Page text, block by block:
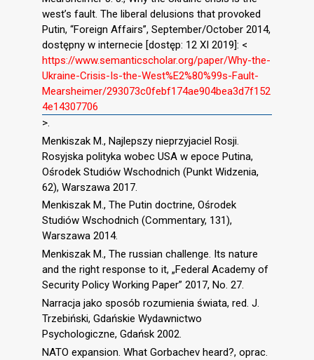
west’s fault. The liberal delusions that provoked
Putin, “Foreign Affairs”, September/October 2014,
dostępny w internecie [dostęp: 12 XI 2019]: <
https://www.semanticscholar.org/paper/Why-the-
Ukraine-Crisis-Is-the-West%E2%80%99s-Fault-
Mearsheimer/293073c0febf174ae904bea3d7f152
4e14307706
>.
Menkiszak M., Najlepszy nieprzyjaciel Rosji.
Rosyjska polityka wobec USA w epoce Putina,
Ośrodek Studiów Wschodnich (Punkt Widzenia,
62), Warszawa 2017.
Menkiszak M., The Putin doctrine, Ośrodek
Studiów Wschodnich (Commentary, 131),
Warszawa 2014.
Menkiszak M., The russian challenge. Its nature
and the right response to it, „Federal Academy of
Security Policy Working Paper” 2017, No. 27.
Narracja jako sposób rozumienia świata, red. J.
Trzebiński, Gdańskie Wydawnictwo
Psychologiczne, Gdańsk 2002.
NATO expansion. What Gorbachev heard?, oprac.